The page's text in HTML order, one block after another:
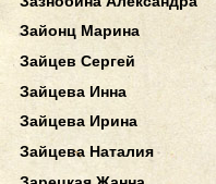
Зайонц Марина
Зайцев Сергей
Зайцева Инна
Зайцева Ирина
Зайцева Наталия